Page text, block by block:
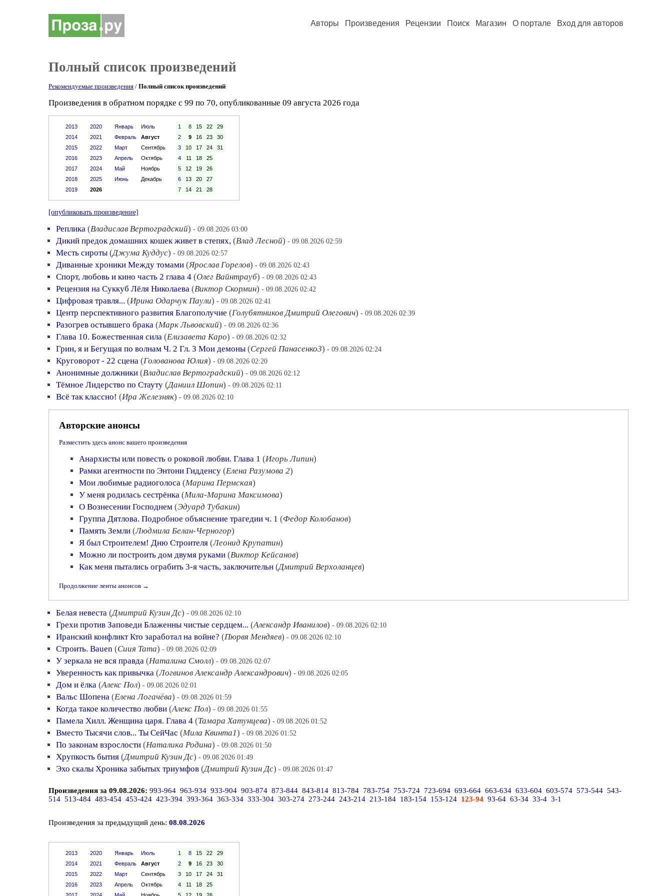
Авторы Произведения Рецензии Поиск Магазин О портале Вход для авторов
Полный список произведений
Рекомендуемые произведения / Полный список произведений
Произведения в обратном порядке с 99 по 70, опубликованные 09 августа 2026 года
2013
2014
2015
2016
2017
2018
2019
2020
2021
2022
2023
2024
2025
2026
Январь
Июль
Февраль
Август
Март
Сентябрь
Апрель
Октябрь
Май
Ноябрь
Июнь
Декабрь
1 8 15 22
29
2
9 16 23
30
3
10 17 24
31
4
11 18
25
5
12 19
26
6
13 20
27
7
14 21 28
[опубликовать произведение]
Реплика (Владислав Вертоградский) - 09.08.2026 03:00
Дикий предок домашних кошек живет в степях, (Влад Лесной) - 09.08.2026 02:59
Месть сироты (Джума Куддус) - 09.08.2026 02:57
Диванные хроники Между томами (Ярослав Горелов) - 09.08.2026 02:43
Спорт, любовь и кино часть 2 глава 4 (Олег Вайнтрауб) - 09.08.2026 02:43
Рецензия на Суккуб Лёля Николаева (Виктор Скормин) - 09.08.2026 02:42
Цифровая травля... (Ирина Одарчук Паули) - 09.08.2026 02:41
Центр перспективного развития Благополучие (Голубятников Дмитрий Олегович) - 09.08.2026 02:39
Разогрев остывшего брака (Марк Львовский) - 09.08.2026 02:36
Глава 10. Божественная сила (Елизавета Каро) - 09.08.2026 02:32
Грин, я и Бегущая по волнам Ч. 2 Гл. 3 Мои демоны (Сергей Панасенко3) - 09.08.2026 02:24
Круговорот - 22 сцена (Голованова Юлия) - 09.08.2026 02:20
Анонимные должники (Владислав Вертоградский) - 09.08.2026 02:12
Тёмное Лидерство по Стауту (Даниил Шопин) - 09.08.2026 02:11
Всё так классно! (Ира Железняк) - 09.08.2026 02:10
Авторские анонсы
Разместить здесь анонс вашего произведения
Анархисты или повесть о роковой любви. Глава 1 (Игорь Липин)
Рамки агентности по Энтони Гидденсу (Елена Разумова 2)
Мои любимые радиоголоса (Марина Пермская)
У меня родилась сестрёнка (Мила-Марина Максимова)
О Вознесении Господнем (Эдуард Тубакин)
Группа Дятлова. Подробное объяснение трагедии ч. 1 (Федор Колобанов)
Память Земли (Людмила Белан-Черногор)
Я был Строителем! Дню Строителя (Леонид Крупатин)
Можно ли построить дом двумя руками (Виктор Кейсанов)
Как меня пытались ограбить 3-я часть, заключительн (Дмитрий Верхоланцев)
Продолжение ленты анонсов →
Белая невеста (Дмитрий Кузин Дс) - 09.08.2026 02:10
Грехи против Заповеди Блаженны чистые сердцем... (Александр Иванилов) - 09.08.2026 02:10
Иранский конфликт Кто заработал на войне? (Пюрвя Мендяев) - 09.08.2026 02:10
Строить. Bauen (Сиия Тата) - 09.08.2026 02:09
У зеркала не вся правда (Наталина Смолл) - 09.08.2026 02:07
Уверенность как привычка (Логвинов Александр Александрович) - 09.08.2026 02:05
Дом и ёлка (Алекс Пол) - 09.08.2026 02:01
Вальс Шопена (Елена Логачёва) - 09.08.2026 01:59
Когда такое количество любви (Алекс Пол) - 09.08.2026 01:55
Памела Хилл. Женщина царя. Глава 4 (Тамара Хатунцева) - 09.08.2026 01:52
Вместо Тысячи слов... Ты СейЧас (Мила Квинта1) - 09.08.2026 01:52
По законам взрослости (Наталика Родина) - 09.08.2026 01:50
Хрупкость бытия (Дмитрий Кузин Дс) - 09.08.2026 01:49
Эхо скалы Хроника забытых триумфов (Дмитрий Кузин Дс) - 09.08.2026 01:47
Произведения за 09.08.2026: 993-964 963-934 933-904 903-874 873-844 843-814 813-784 783-754 753-724 723-694 693-664 663-634 633-604 603-574 573-544 543-
514 513-484 483-454 453-424 423-394 393-364 363-334 333-304 303-274 273-244 243-214 213-184 183-154 153-124 123-94 93-64 63-34 33-4 3-1
Произведения за предыдущий день: 08.08.2026
2013
2014
2015
2016
2020
2021
2022
2023
Январь
Июль
Февраль
Август
Март
Сентябрь
Апрель
Октябрь
1 8 15 22
29
2
9 16 23
30
3
10 17 24
31
4
11 18
25